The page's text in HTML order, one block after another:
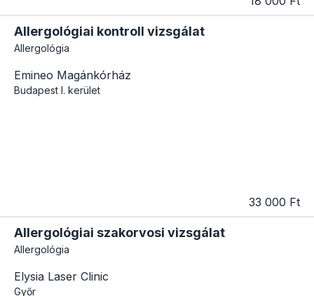
Allergológiai kontroll vizsgálat
Allergológia
Emineo Magánkórház
Budapest I. kerület
33 000 Ft
Allergológiai szakorvosi vizsgálat
Allergológia
Elysia Laser Clinic
Győr